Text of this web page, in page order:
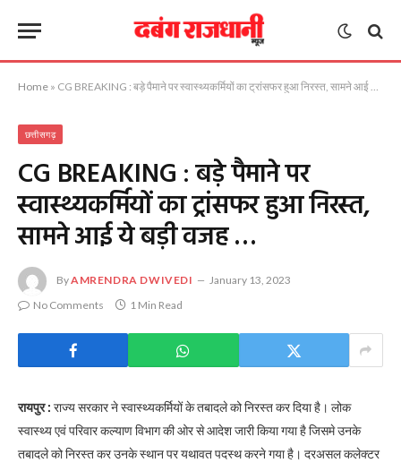
Home » CG BREAKING : बड़े पैमाने पर स्वास्थ्यकर्मियों का ट्रांसफर हुआ निरस्त, सामने आई ये बड़ी वजह …
छत्तीसगढ़
CG BREAKING : बड़े पैमाने पर
स्वास्थ्यकर्मियों का ट्रांसफर हुआ निरस्त,
सामने आई ये बड़ी वजह …
ByAMRENDRA DWIVEDI
January 13, 2023
No Comments
1 Min Read
रायपुर : राज्य सरकार ने स्वास्थ्यकर्मियों के तबादले को निरस्त कर दिया है। लोक
स्वास्थ्य एवं परिवार कल्याण विभाग की ओर से आदेश जारी किया गया है जिसमे उनके
तबादले को निरस्त कर उनके स्थान पर यथावत पदस्थ करने गया है। दरअसल कलेक्टर